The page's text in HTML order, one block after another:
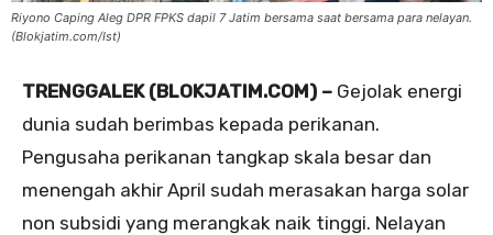
Riyono Caping Aleg DPR FPKS dapil 7 Jatim bersama saat bersama para nelayan.
(Blokjatim.com/Ist)
TRENGGALEK (BLOKJATIM.COM) – Gejolak energi
dunia sudah berimbas kepada perikanan.
Pengusaha perikanan tangkap skala besar dan
menengah akhir April sudah merasakan harga solar
non subsidi yang merangkak naik tinggi. Nelayan